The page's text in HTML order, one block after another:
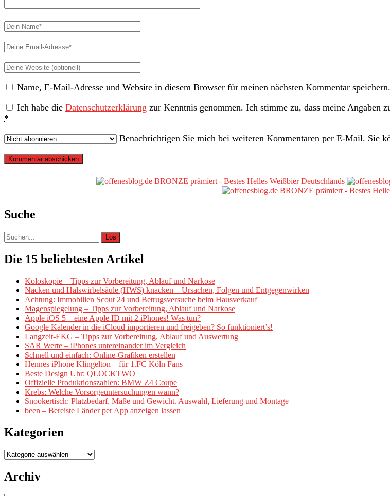
Dein
Deine
Adresse
Deine
(nichtName, E-Mail-Adresse und Website in diesem Browser für meinen nächsten Kommentar speichern.
Ich habe die Datenschutzerklärung zur Kenntnis genommen. Ich stimme zu, dass meine Angaben
*
Benachrichtigen Sie mich bei weiteren Kommentaren per E-Mail. Sie
Suche
Suche
nach:
Die 15 beliebtesten Artikel
Koloskopie – Tipps zur Vorbereitung, Ablauf und Narkose
Nacken und Halswirbelsäule (HWS) knacken – Ursachen, Folgen und Entgegenwirken
Achtung: Immobilien Scout 24 und Betrugsversuche beim Hausverkauf
Magenspiegelung – Tipps zur Vorbereitung, Ablauf und Narkose
Apple iOS 5 – eine Apple ID mit 2 iPhones! Was tun?
Google Kalender in die iCloud importieren und freigeben? So funktioniert’s!
Langzeit-EKG – Tipps zur Vorbereitung, Ablauf und Auswertung
SAR Werte – iPhones untereinander im Vergleich
Schnell und einfach: Online-Grafiken erstellen
Hennes iPhone Klingelton – für 1.FC Köln Fans
Beste Design Uhr: QLOCKTWO
Offizielle Produktionszahlen: BMW Z4 Coupe
Krebs: Welche Vorsorgeuntersuchungen wann?
Snookertisch: Platzbedarf, Maße und Gewicht. Auswahl, Lieferung und Montage
been – Bereiste Länder per App anzeigen lassen
Kategorien
Kategorien
Archiv